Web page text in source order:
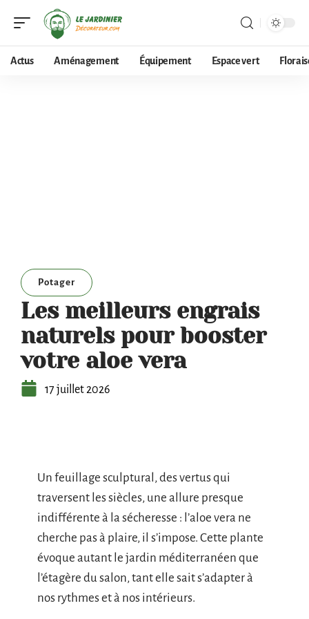
Actus Aménagement Équipement Espace vert
Potager
Les meilleurs engrais
naturels pour booster
votre aloe vera
17 juillet 2026
Un feuillage sculptural, des vertus qui
traversent les siècles, une allure presque
indifférente à la sécheresse : l’aloe vera ne
cherche pas à plaire, il s’impose. Cette plante
évoque autant le jardin méditerranéen que
l’étagère du salon, tant elle sait s’adapter à
nos rythmes et à nos intérieurs.